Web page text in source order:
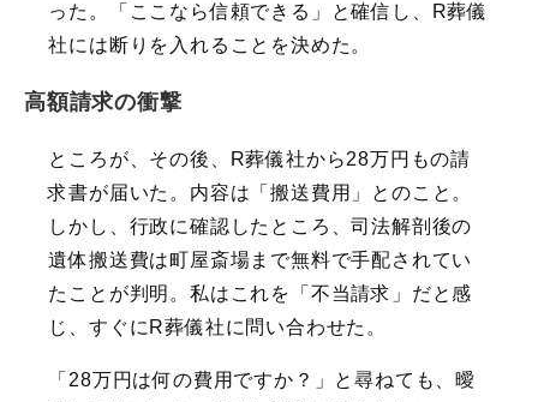
った。「ここなら信頼できる」と確信し、R葬儀
社には断りを入れることを決めた。
高額請求の衝撃
ところが、その後、R葬儀社から28万円もの請
求書が届いた。内容は「搬送費用」とのこと。
しかし、行政に確認したところ、司法解剖後の
遺体搬送費は町屋斎場まで無料で手配されてい
たことが判明。私はこれを「不当請求」だと感
じ、すぐにR葬儀社に問い合わせた。
「28万円は何の費用ですか？」と尋ねても、曖